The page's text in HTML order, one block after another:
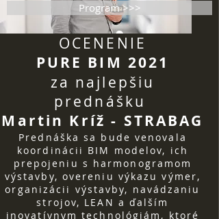
OCENENIE
PURE BIM 2021
za najlepšiu
prednášku
Martin Kríž - STRABAG
Prednáška sa bude venovala
koordinácii BIM modelov, ich
prepojeniu s harmonogramom
výstavby, overeniu výkazu výmer,
organizácii výstavby, navádzaniu
strojov, LEAN a ďalším
inovatívnym technológiám, ktoré
Program >>>